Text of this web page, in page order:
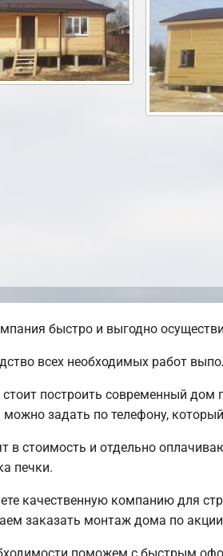
быстро и выгодно
всех необходимых работ
стоит построить современный
задать по телефону,
в стоимость и отдельно
печки.
качественную компанию для
заказать монтаж дома по
поможем с быстрым